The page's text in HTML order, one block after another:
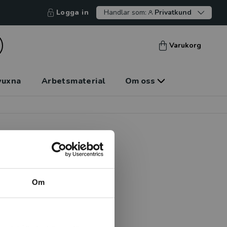
Om
Logga in Handlar som: Privatkund
Varukorg
Arbetsmaterial Om oss